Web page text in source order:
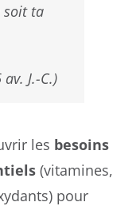
soit ta
J.-C.)
les besoins
(vitamines,
pour